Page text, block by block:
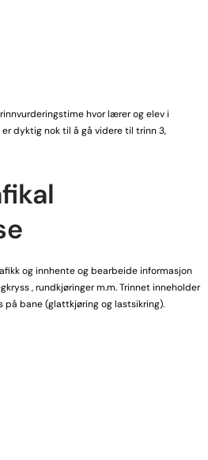
hvor lærer og elev i
dyktig nok til å gå videre til trinn 3,
og innhente og bearbeide informasjon
, rundkjøringer m.m. Trinnet inneholder
på bane (glattkjøring og lastsikring).